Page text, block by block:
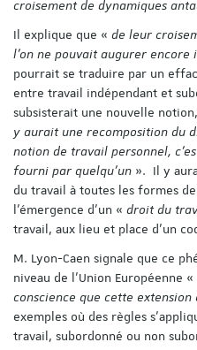
croisement de dynamiques
Il explique que « de leur
l’on ne pouvait augurer encore
pourrait se traduire par un
entre travail indépendant et
subsisterait une nouvelle
y aurait une recomposition du
notion de travail personnel,
fourni par quelqu’un ». Il y
du travail à toutes les formes
l’émergence d’un « droit du
travail, aux lieu et place d’un
M. Lyon-Caen signale que ce
niveau de l’Union Européenne «
conscience que cette extension
exemples où des règles
travail, subordonné ou non